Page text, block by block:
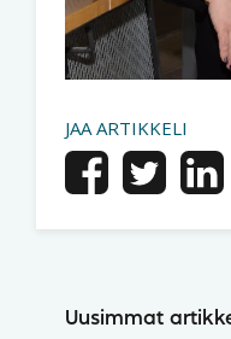
JAA ARTIKKELI
Uusimmat